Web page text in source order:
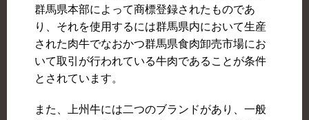
群馬県本部によって商標登録されたものであ
り、それを使用するには群馬県内において生産
された肉牛でなおかつ群馬県食肉卸売市場にお
いて取引が行われている牛肉であることが条件
とされています。
また、上州牛には二つのブランドがあり、一般